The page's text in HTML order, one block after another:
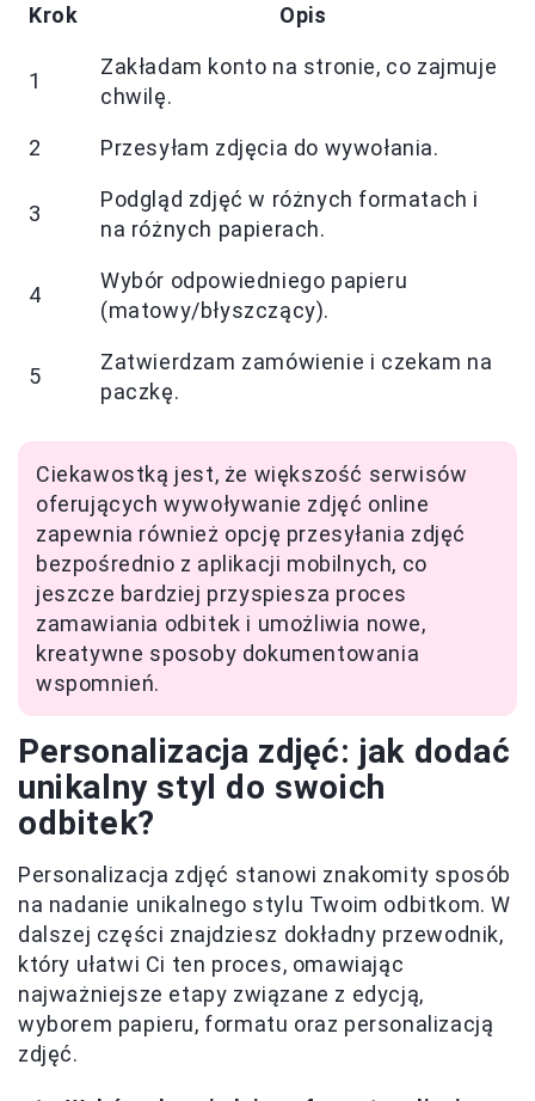
Krok Opis
1
Zakładam konto na stronie, co zajmuje
chwilę.
2 Przesyłam zdjęcia do wywołania.
3
Podgląd zdjęć w różnych formatach i
na różnych papierach.
4
Wybór odpowiedniego papieru
(matowy/błyszczący).
5
Zatwierdzam zamówienie i czekam na
paczkę.
Ciekawostką jest, że większość serwisów
oferujących wywoływanie zdjęć online
zapewnia również opcję przesyłania zdjęć
bezpośrednio z aplikacji mobilnych, co
jeszcze bardziej przyspiesza proces
zamawiania odbitek i umożliwia nowe,
kreatywne sposoby dokumentowania
wspomnień.
Personalizacja zdjęć: jak dodać
unikalny styl do swoich
odbitek?
Personalizacja zdjęć stanowi znakomity sposób
na nadanie unikalnego stylu Twoim odbitkom. W
dalszej części znajdziesz dokładny przewodnik,
który ułatwi Ci ten proces, omawiając
najważniejsze etapy związane z edycją,
wyborem papieru, formatu oraz personalizacją
zdjęć.